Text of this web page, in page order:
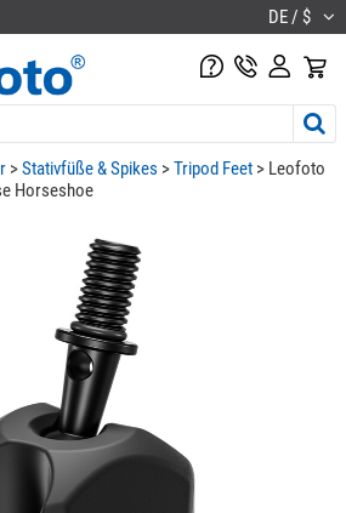
DE / $
>Stativfüße & Spikes >Tripod Feet > Leofoto
Horseshoe